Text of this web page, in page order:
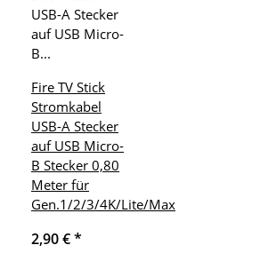
Fire TV Stick
Stromkabel
USB-A Stecker
auf USB Micro-
B Stecker 0,80
Meter für
Gen.1/2/3/4K/Lite/Max
2,90 €*